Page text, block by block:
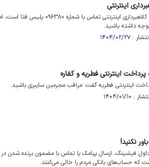
اینترنتی
ویدیو/ اولین اقدام بعد از کلاهبرداری اینترنتی تماس با شماره ۰۹۶۳۸۰ پلیس فتا
داشته باشید.
اینترنتی فطریه و کفاره
اینترنتی فطریه گفت: مراقب مجرمین سایبری باشید.
نکنید!
فیشینگ، ارسال پیامک یا تماس با مضمون برنده شدن در
که حساب‌های بانکی مردم را خالی می‌کنند.